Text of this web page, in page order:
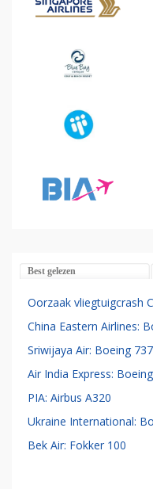
Best gelezen
Oorzaak vliegtuigcrash
China Eastern Airlines:
Sriwijaya Air: Boeing
Air India Express:
PIA: Airbus A320
Ukraine International:
Bek Air: Fokker 100